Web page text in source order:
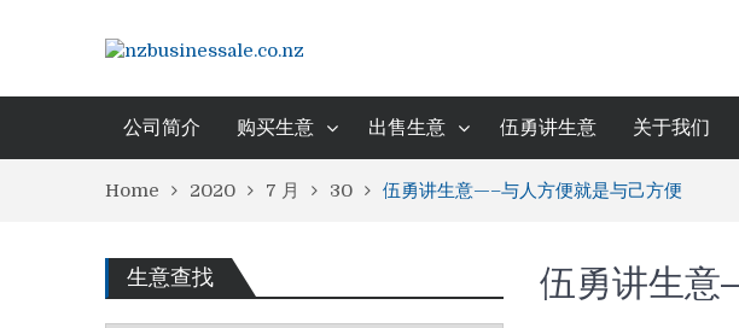
公司简介 购买生意 出售生意 伍勇讲生意 关于我们
Home 2020 7 月 30 伍勇讲生意—–与人方便就是与己方便
伍勇讲生意
生意查找